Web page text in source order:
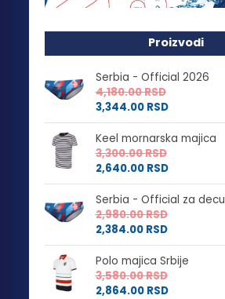
Proizvodi
Serbia - Official 2026
4,180.00RSD
3,344.00 RSD
Keel mornarska majica
3,300.00RSD
2,640.00 RSD
Serbia - Official za decu
2,980.00RSD
2,384.00 RSD
Polo majica Srbije
3,580.00RSD
2,864.00 RSD